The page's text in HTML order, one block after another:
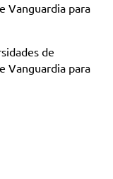
Vanguardia para
de
Vanguardia para